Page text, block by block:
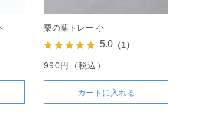
栗の葉トレー 小
5.0 （1）
990円（税込）
カートに入れる